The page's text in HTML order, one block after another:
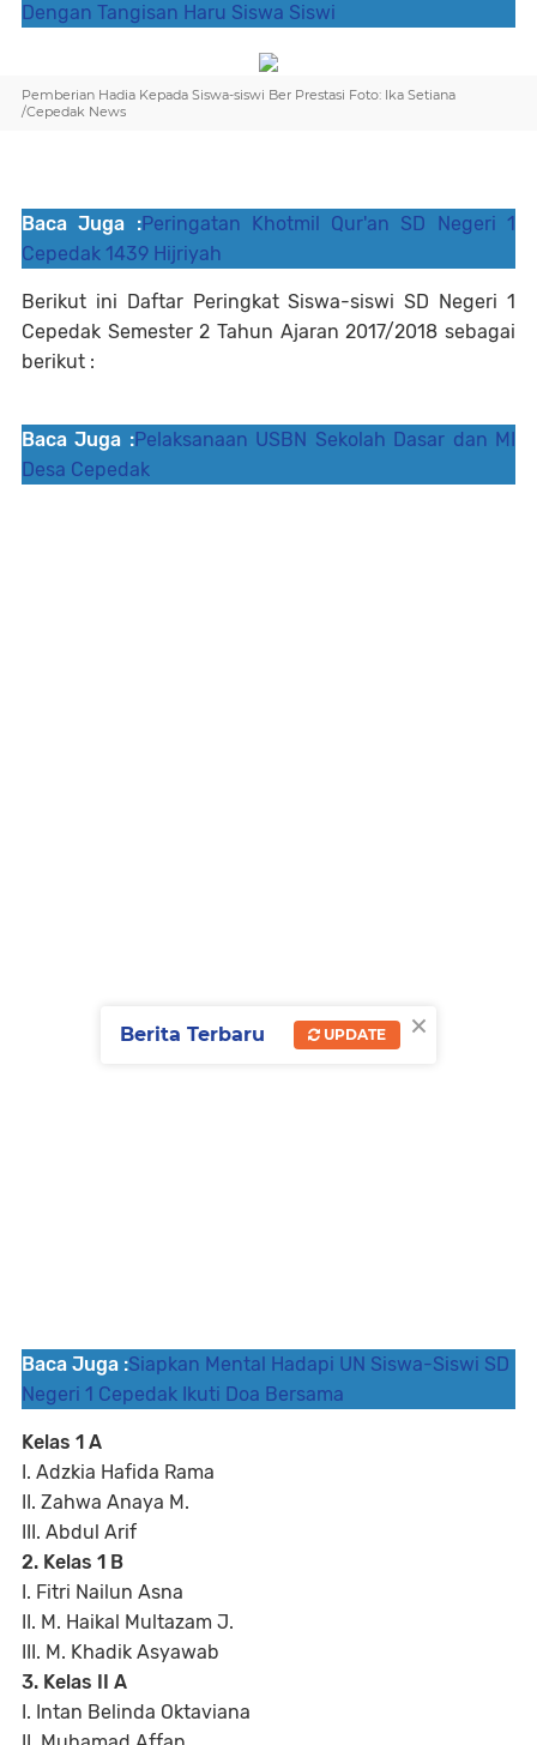
Dengan Tangisan Haru Siswa Siswi
Pemberian Hadia Kepada Siswa-siswi Ber Prestasi Foto: Ika Setiana
/Cepedak News
Baca Juga :Peringatan Khotmil Qur'an SD Negeri 1
Cepedak 1439 Hijriyah
Berikut ini Daftar Peringkat Siswa-siswi SD Negeri 1
Cepedak Semester 2 Tahun Ajaran 2017/2018 sebagai
berikut :
Baca Juga :Pelaksanaan USBN Sekolah Dasar dan MI
Desa Cepedak
Baca Juga :Siapkan Mental Hadapi UN Siswa-Siswi SD
Negeri 1 Cepedak Ikuti Doa Bersama
Kelas 1 A
I. Adzkia Hafida Rama
II. Zahwa Anaya M.
III. Abdul Arif
2. Kelas 1 B
I. Fitri Nailun Asna
II. M. Haikal Multazam J.
III. M. Khadik Asyawab
3. Kelas II A
I. Intan Belinda Oktaviana
×
Berita Terbaru UPDATE